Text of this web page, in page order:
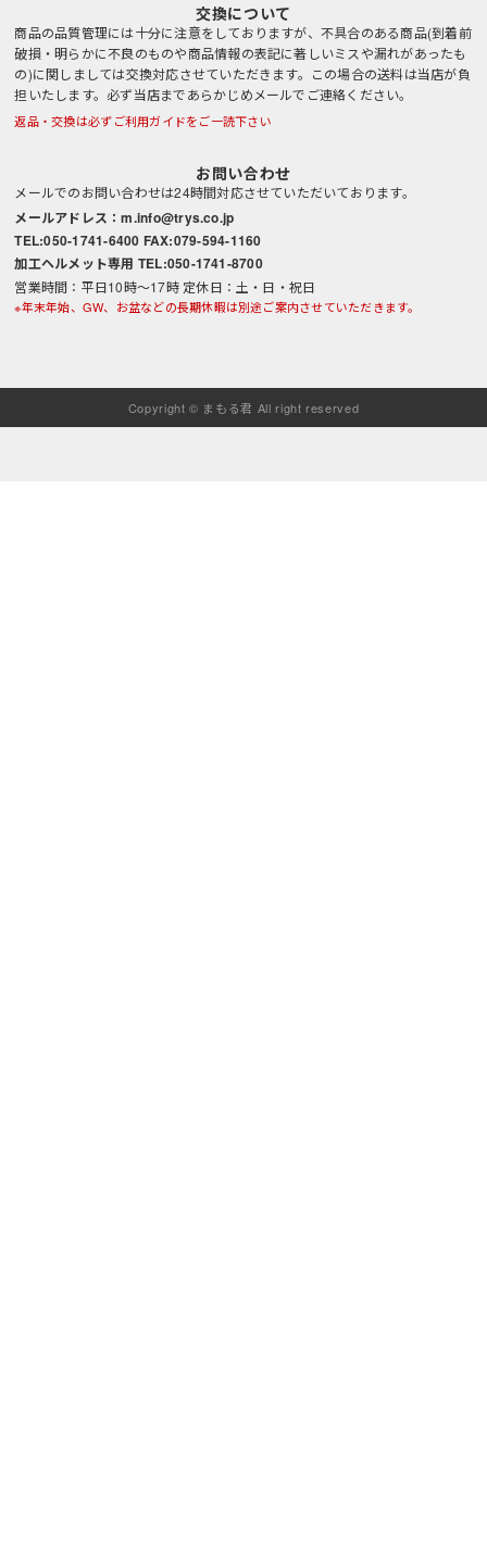
交換について
商品の品質管理には十分に注意をしておりますが、不具合のある商品(到着前
破損・明らかに不良のものや商品情報の表記に著しいミスや漏れがあったも
の)に関しましては交換対応させていただきます。この場合の送料は当店が負
担いたします。必ず当店まであらかじめメールでご連絡ください。
返品・交換は必ずご利用ガイドをご一読下さい
お問い合わせ
メールでのお問い合わせは24時間対応させていただいております。
メールアドレス：m.info@trys.co.jp
TEL:050-1741-6400 FAX:079-594-1160
加工ヘルメット専用 TEL:050-1741-8700
営業時間：平日10時～17時 定休日：土・日・祝日
※年末年始、GW、お盆などの長期休暇は別途ご案内させていただきます。
Copyright © まもる君 All right reserved